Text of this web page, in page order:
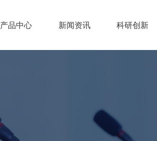
产品中心 新闻资讯 科研创新